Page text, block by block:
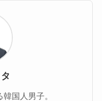
国人男子。